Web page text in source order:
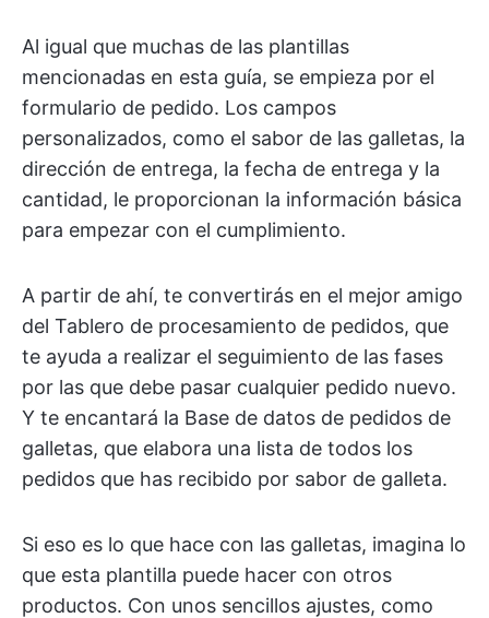
Al igual que muchas de las plantillas
mencionadas en esta guía, se empieza por el
formulario de pedido. Los campos
personalizados, como el sabor de las galletas, la
dirección de entrega, la fecha de entrega y la
cantidad, le proporcionan la información básica
para empezar con el cumplimiento.
A partir de ahí, te convertirás en el mejor amigo
del Tablero de procesamiento de pedidos, que
te ayuda a realizar el seguimiento de las fases
por las que debe pasar cualquier pedido nuevo.
Y te encantará la Base de datos de pedidos de
galletas, que elabora una lista de todos los
pedidos que has recibido por sabor de galleta.
Si eso es lo que hace con las galletas, imagina lo
que esta plantilla puede hacer con otros
productos. Con unos sencillos ajustes, como